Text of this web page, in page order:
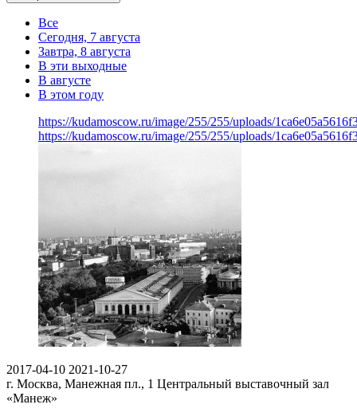
Все
Сегодня, 7 августа
Завтра, 8 августа
В эти выходные
В августе
В этом году
https://kudamoscow.ru/image/255/255/uploads/
https://kudamoscow.ru/image/255/255/uploads/
2017-04-10 2021-10-27
г. Москва, Манежная пл., 1 Центральный выставочный зал
«Манеж»